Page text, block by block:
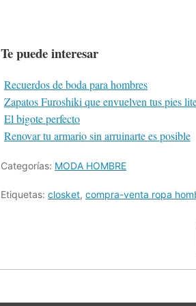
Te puede interesar
Recuerdos de boda para hombres
Zapatos Furoshiki que envuelven tus pies
El bigote perfecto
Renovar tu armario sin arruinarte es posible
Categorías: MODA HOMBRE
Etiquetas: closket, compra-venta ropa